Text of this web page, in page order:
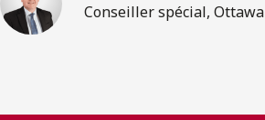
Conseiller spécial, Ottawa